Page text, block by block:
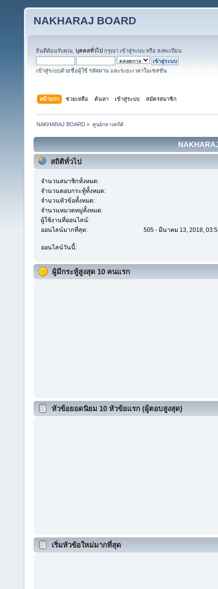
NAKHARAJ BOARD
ยินดีต้อนรับคุณ, บุคคลทั่วไป กรุณา เข้าสู่ระบบ หรือ ลงทะเบียน
เข้าสู่ระบบด้วยชื่อผู้ใช้ รหัสผ่าน และระยะเวลาในเซสชั่น
หน้าแรก ช่วยเหลือ ค้นหา เข้าสู่ระบบ สมัครสมาชิก
NAKHARAJ BOARD » ศูนย์กลางสถิติ
สถิติทั่วไป
จำนวนสมาชิกทั้งหมด:
จำนวนตอบกระทู้ทั้งหมด:
จำนวนหัวข้อทั้งหมด:
จำนวนหมวดหมู่ทั้งหมด:
ผู้ใช้งานที่ออนไลน์:
ออนไลน์มากที่สุด:
505 - มีนาคม 13, 2018,
ออนไลน์วันนี้:
ผู้มีกระทู้สูงสุด 10 คนแรก
หัวข้อยอดนิยม 10 หัวข้อแรก (ผู้ตอบสูงสุด)
เริ่มหัวข้อใหม่มากที่สุด